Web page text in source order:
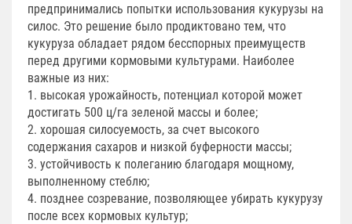
предпринимались попытки использования кукурузы на
силос. Это решение было продиктовано тем, что
кукуруза обладает рядом бесспорных преимуществ
перед другими кормовыми культурами. Наиболее
важные из них:
1. высокая урожайность, потенциал которой может
достигать 500 ц/га зеленой массы и более;
2. хорошая силосуемость, за счет высокого
содержания сахаров и низкой буферности массы;
3. устойчивость к полеганию благодаря мощному,
выполненному стеблю;
4. позднее созревание, позволяющее убирать кукурузу
после всех кормовых культур;